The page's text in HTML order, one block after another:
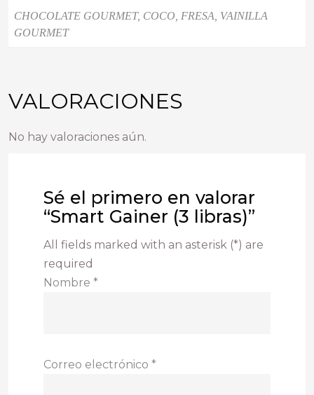
CHOCOLATE GOURMET, COCO, FRESA, VAINILLA
GOURMET
VALORACIONES
No hay valoraciones aún.
Sé el primero en valorar
“Smart Gainer (3 libras)”
All fields marked with an asterisk (*) are
required
Nombre *
Correo electrónico *